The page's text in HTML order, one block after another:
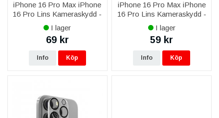
iPhone 16 Pro Max iPhone
16 Pro Lins Kameraskydd -
Silver
I lager
69 kr
Info Köp
iPhone 16 Pro Max iPhone
16 Pro Lins Kameraskydd -
Svart
I lager
59 kr
Info Köp